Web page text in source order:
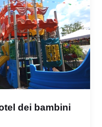
dei bambini